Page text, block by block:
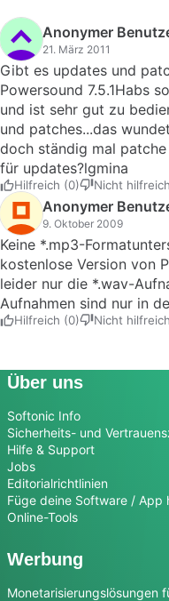
Anonymer
21. März 2011
Gibt es updates und
Powersound 7.5.1Habs
und ist sehr gut zu
und patches...das
doch ständig mal
für updates?lgmina
Hilfreich (0) Nicht
Anonymer
9. Oktober 2009
Keine *.mp3-
kostenlose Version von
leider nur die *.wav-
Aufnahmen sind nur in
Hilfreich (0) Nicht
Über uns
Softonic Info
Sicherheits- und
Hilfe & Support
Jobs
Editorialrichtlinien
Füge deine Software / App
Online-Tools
Werbung
Monetarisierungslösungen